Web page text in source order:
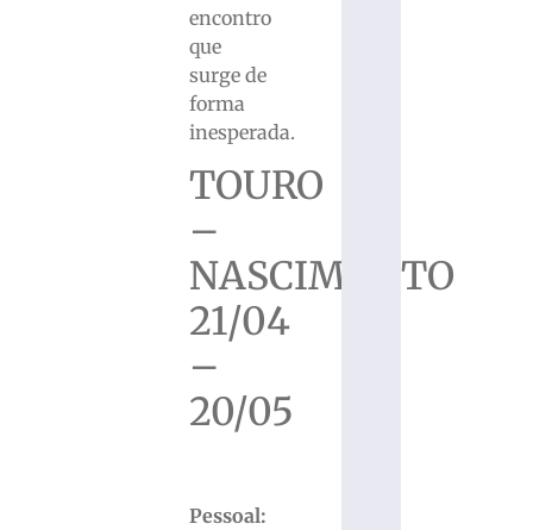
encontro
que
surge de
forma
inesperada.
TOURO
–
NASCIMENTO
21/04
–
20/05
Pessoal: